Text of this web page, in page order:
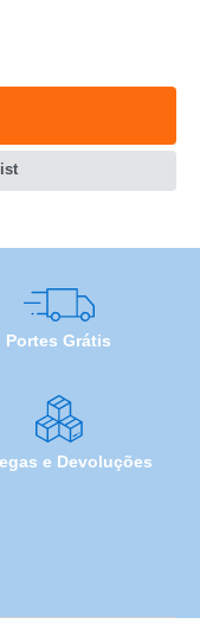
Portes Grátis
e Devoluções